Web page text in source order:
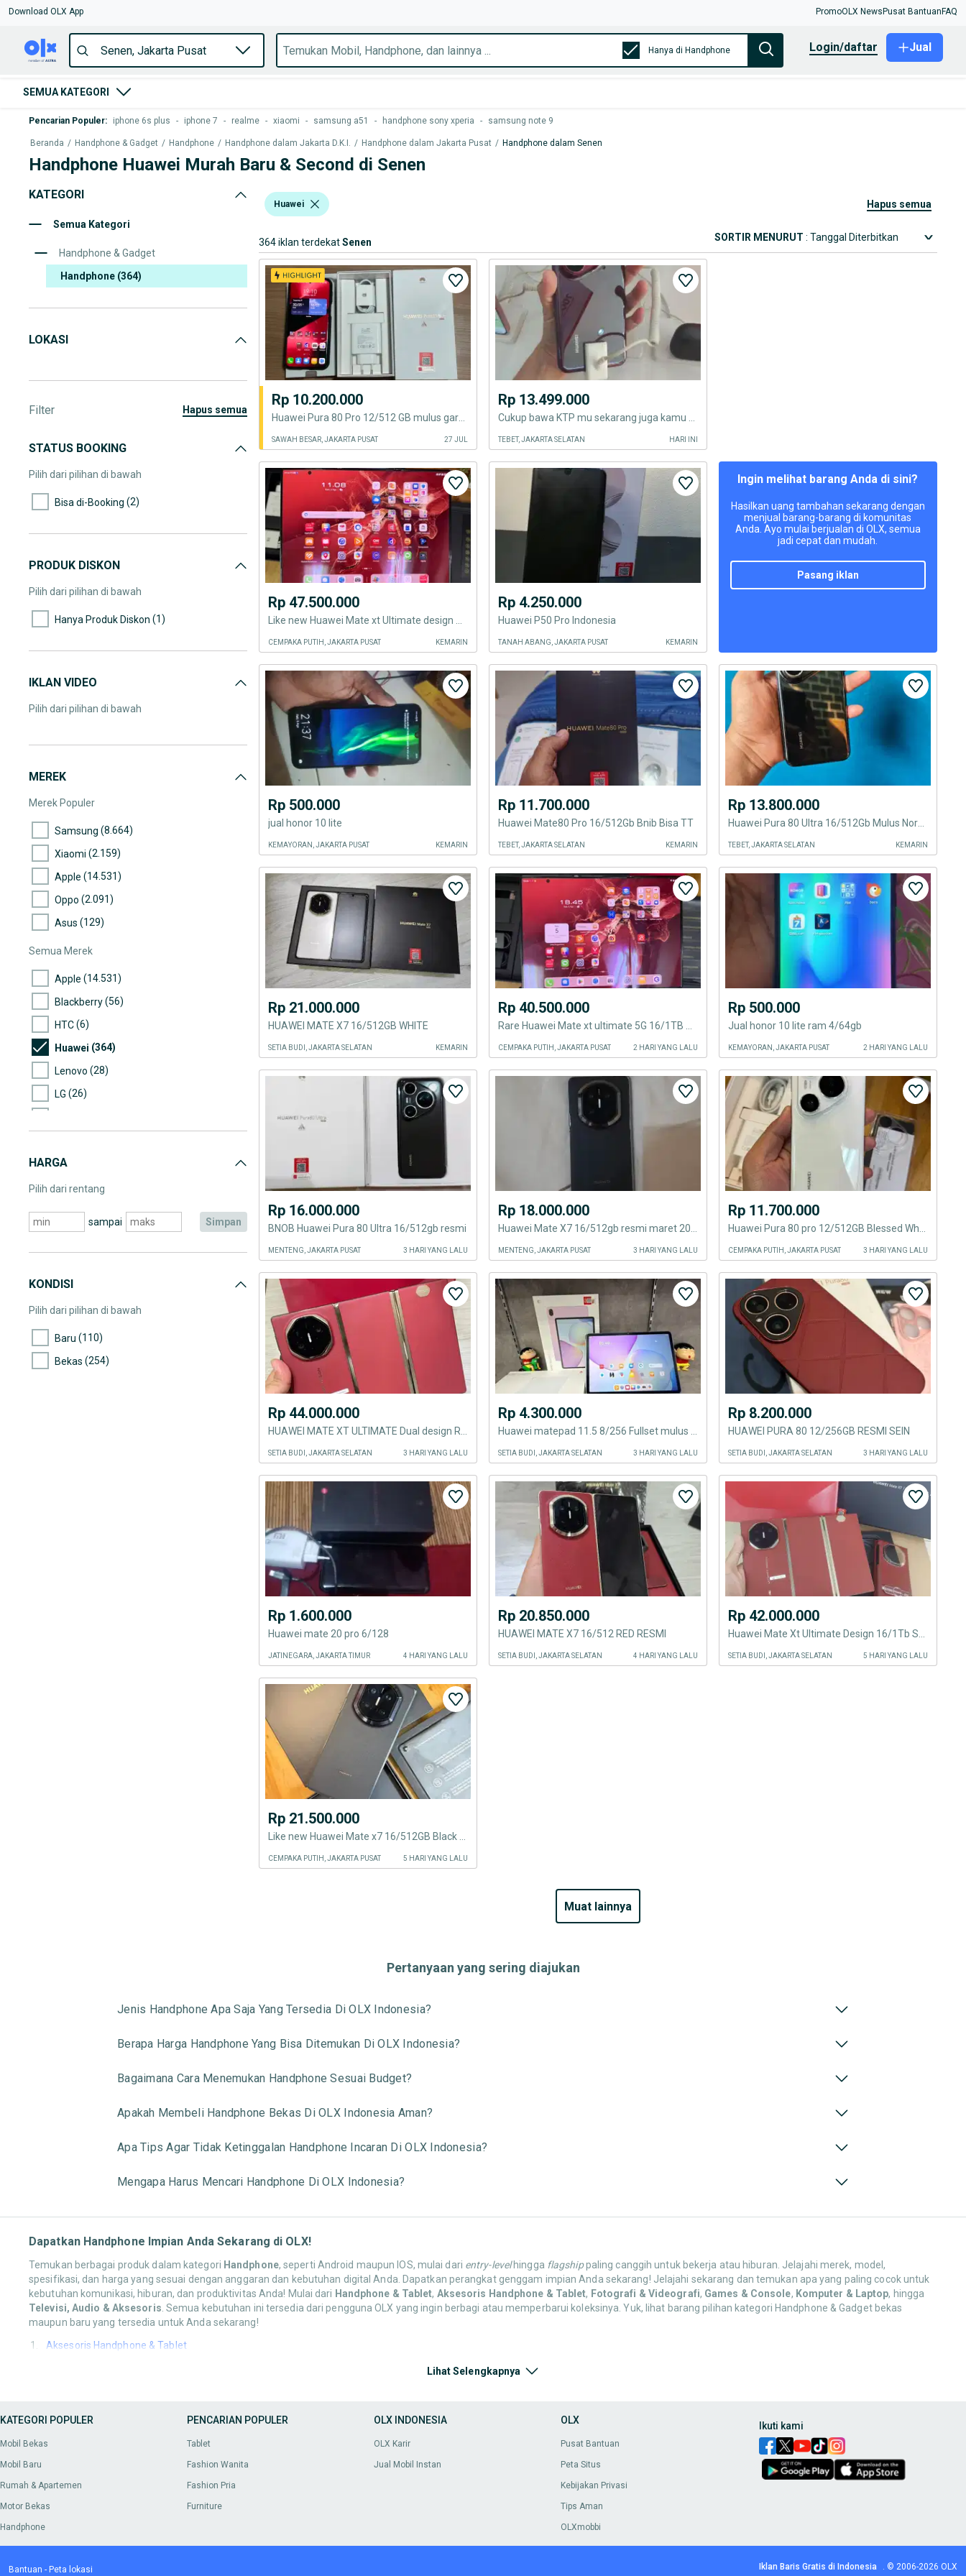
Download OLX App PromoOLX News Pusat Bantuan FAQ
Hanya di Handphone login/daftar Jual
SEMUA KATEGORI
Pencarian Populer: iphone 6s plus - iphone 7 - realme - xiaomi - samsung a51 - handphone sony xperia - samsung note 9
Beranda / Handphone & Gadget / Handphone / Handphone dalam Jakarta D.K.I. / Handphone dalam Jakarta Pusat / Handphone dalam Senen
Handphone Huawei Murah Baru & Second di Senen
KATEGORI
Semua Kategori
Handphone & Gadget
Handphone (364)
LOKASI
Filter hapus semua
STATUS BOOKING
Pilih dari pilihan di bawah
Bisa di-Booking (2)
PRODUK DISKON
Pilih dari pilihan di bawah
Hanya Produk Diskon (1)
IKLAN VIDEO
Pilih dari pilihan di bawah
MEREK
Merek Populer
Samsung (8.664)
Xiaomi (2.159)
Apple (14.531)
Oppo (2.091)
Asus (129)
Semua Merek
Apple (14.531)
Blackberry(56)
HTC(6)
Huawei (364)
Lenovo (28)
LG (26)
Nokia
Samsung(8.664)
Asus(129)
Cross(2)
IMO
Xiaomi (2.159)
Evercoss (12)
HARGA
Pilih dari rentang
sampai simpan
KONDISI
Pilih dari pilihan di bawah
Baru (110)
Bekas (254)
Huawei hapus semua
364 iklan terdekatSenen SORTIR MENURUT : Tanggal Diterbitkan
Rp 10.200.000
SAWAH BESAR, JAKARTA PUSAT 27 JUL
Rp 13.499.000
TEBET, JAKARTA SELATAN HARI INI
Rp 47.500.000
CEMPAKA PUTIH, JAKARTA PUSAT KEMARIN
Rp 4.250.000
Huawei P50 Pro Indonesia
TANAH ABANG, JAKARTA PUSAT KEMARIN
Ingin melihat barang Anda di sini?
Hasilkan uang tambahan sekarang dengan
menjual barang-barang di komunitas
Anda. Ayo mulai berjualan di OLX, semua
jadi cepat dan mudah.
pasang iklan
Rp 500.000
jual honor 10 lite
KEMAYORAN, JAKARTA PUSAT KEMARIN
Rp 11.700.000
Huawei Mate80 Pro 16/512Gb Bnib Bisa TT
TEBET, JAKARTA SELATAN KEMARIN
Rp 13.800.000
Huawei Pura 80 Ultra 16/512Gb Mulus Normal Bisa TT
TEBET, JAKARTA SELATAN KEMARIN
Rp 21.000.000
HUAWEI MATE X7 16/512GB WHITE
SETIA BUDI, JAKARTA SELATAN KEMARIN
Rp 40.500.000
CEMPAKA PUTIH, JAKARTA PUSAT 2 HARI YANG LALU
Rp 500.000
Jual honor 10 lite ram 4/64gb
KEMAYORAN, JAKARTA PUSAT 2 HARI YANG LALU
Rp 16.000.000
BNOB Huawei Pura 80 Ultra 16/512gb resmi
MENTENG, JAKARTA PUSAT 3 HARI YANG LALU
Rp 18.000.000
MENTENG, JAKARTA PUSAT 3 HARI YANG LALU
Rp 11.700.000
CEMPAKA PUTIH, JAKARTA PUSAT 3 HARI YANG LALU
Rp 44.000.000
SETIA BUDI, JAKARTA SELATAN 3 HARI YANG LALU
Rp 4.300.000
SETIA BUDI, JAKARTA SELATAN 3 HARI YANG LALU
Rp 8.200.000
HUAWEI PURA 80 12/256GB RESMI SEIN
SETIA BUDI, JAKARTA SELATAN 3 HARI YANG LALU
Rp 1.600.000
Huawei mate 20 pro 6/128
JATINEGARA, JAKARTA TIMUR 4 HARI YANG LALU
Rp 20.850.000
HUAWEI MATE X7 16/512 RED RESMI
SETIA BUDI, JAKARTA SELATAN 4 HARI YANG LALU
Rp 42.000.000
SETIA BUDI, JAKARTA SELATAN 5 HARI YANG LALU
Rp 21.500.000
CEMPAKA PUTIH, JAKARTA PUSAT 5 HARI YANG LALU
muat lainnya
Pertanyaan yang sering diajukan
Jenis Handphone Apa Saja Yang Tersedia Di OLX Indonesia?
Berapa Harga Handphone Yang Bisa Ditemukan Di OLX Indonesia?
Bagaimana Cara Menemukan Handphone Sesuai Budget?
Apakah Membeli Handphone Bekas Di OLX Indonesia Aman?
Apa Tips Agar Tidak Ketinggalan Handphone Incaran Di OLX Indonesia?
Mengapa Harus Mencari Handphone Di OLX Indonesia?
Dapatkan Handphone Impian Anda Sekarang di OLX!
Temukan berbagai produk dalam kategori Handphone, seperti Android maupun IOS, mulai dari entry-levelhingga flagshippaling canggih untuk bekerja atau hiburan. Jelajahi merek, model,
spesifikasi, dan harga yang sesuai dengan anggaran dan kebutuhan digital Anda. Dapatkan perangkat genggam impian Anda sekarang! Jelajahi sekarang dan temukan apa yang paling cocok untuk
kebutuhan komunikasi, hiburan, dan produktivitas Anda! Mulai dari Handphone & Tablet, Aksesoris Handphone & Tablet, Fotografi & Videografi, Games & Console, Komputer & Laptop, hingga
Televisi, Audio & Aksesoris . Semua kebutuhan ini tersedia dari pengguna OLX yang ingin berbagi atau memperbarui koleksinya. Yuk, lihat barang pilihan kategori Handphone & Gadget bekas
maupun baru yang tersedia untuk Anda sekarang!
Aksesoris Handphone & Tablet
Aksesoris Handphone & Tablet, mulai daricasepelindung,
Anda dengan berbagai pilihan menarik di OLX. Jelajahi sekarang dan temukan apa yang paling cocok untuk kebutuhan komunikasi, hiburan, dan produktivitas Anda!
, hingga perlengkapanlighting. Dapatkan koleksi alat yang
mendukung hobi atau profesionalisme Anda dalam mengabadikan momen.
Games & Console
dan sesuai dengan kesukaan Anda lewat OLX.
Komputer & Laptop
Lihat Selengkapnya
KATEGORI POPULER
Mobil Bekas
Mobil Baru
Rumah & Apartemen
Motor Bekas
Handphone
PENCARIAN POPULER
Tablet
Fashion Wanita
Fashion Pria
Furniture
OLX INDONESIA
OLX Karir
Jual Mobil Instan
OLX
Pusat Bantuan
Peta Situs
Kebijakan Privasi
Tips Aman
OLXmobbi
Ikuti kami
Iklan Baris Gratis di Indonesia . © 2006-2026 OLX
Bantuan - Peta lokasi